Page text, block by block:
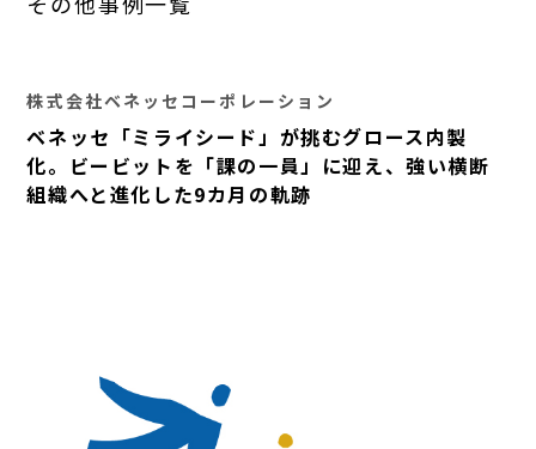
株式会社ベネッセコーポレーション
ベネッセ「ミライシード」が挑むグロース内製
化。ビービットを「課の一員」に迎え、強い横断
組織へと進化した9カ月の軌跡